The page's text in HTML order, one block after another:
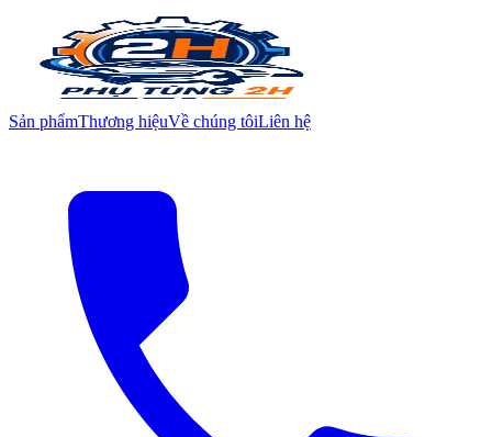
Sản phẩmThương hiệuVề chúng tôiLiên hệ